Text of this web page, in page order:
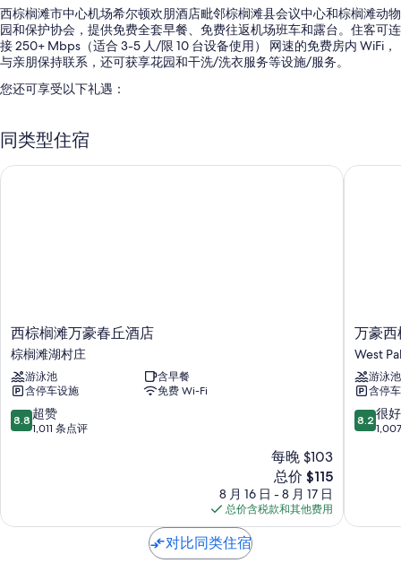
西棕榈滩市中心机场希尔顿欢朋酒店毗邻棕榈滩县会议中心和棕榈滩动物
园和保护协会，提供免费全套早餐、免费往返机场班车和露台。住客可连
接 250+ Mbps（适合 3-5 人/限 10 台设备使用） 网速的免费房内 WiFi，
与亲朋保持联系，还可获享花园和干洗/洗衣服务等设施/服务。
您还可享受以下礼遇：
自助停车（收费）、快速退房和ATM/银行服务
宴会厅、无烟场所和机房
更多设施/服务还包括：
浴室配备淋浴设施和免费洗浴用品
50-英寸液晶电视，带流媒体服务和收费电视频道
衣柜/壁橱、冰箱和微波炉
同类型住宿
西
棕
榈
滩
万
豪
春
滩
西棕榈滩万豪春丘酒店
棕榈滩湖村庄
游泳池
含早餐
含停车设施
免费 Wi-Fi
8.8
分，
1,011
8.8 超赞
1,011 条点评
每晚 $103
新
价
格
$115
总价 $115
8 月 16 日 - 8 月 17 日
总价含税款和其他费用
西棕榈滩万豪春丘酒店
万
豪
西
棕
榈
海
滩
店
万豪西
West
游泳池
含停
8.2
分，
1,007
8.2 很好
万豪西
对比同类住宿